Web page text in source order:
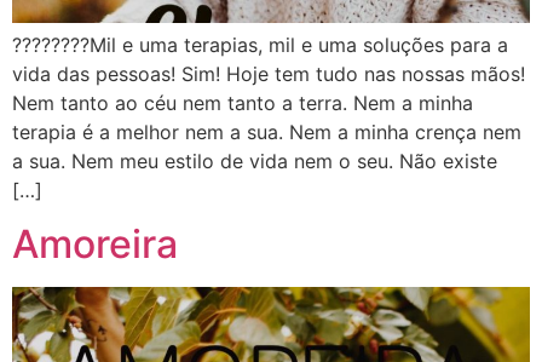
????????Mil e uma terapias, mil e uma soluções para a
vida das pessoas! Sim! Hoje tem tudo nas nossas mãos!
Nem tanto ao céu nem tanto a terra. Nem a minha
terapia é a melhor nem a sua. Nem a minha crença nem
a sua. Nem meu estilo de vida nem o seu. Não existe
[…]
Amoreira